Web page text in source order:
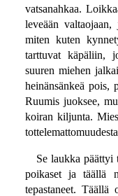
vatsanahkaa.
leveään
miten kuten
tarttuvat käpäliin,
suuren miehen
heinänsänkeä pois,
Ruumis juoksee,
koiran kiljunta.
Se laukka päättyi
poikaset ja täällä
tepastaneet.